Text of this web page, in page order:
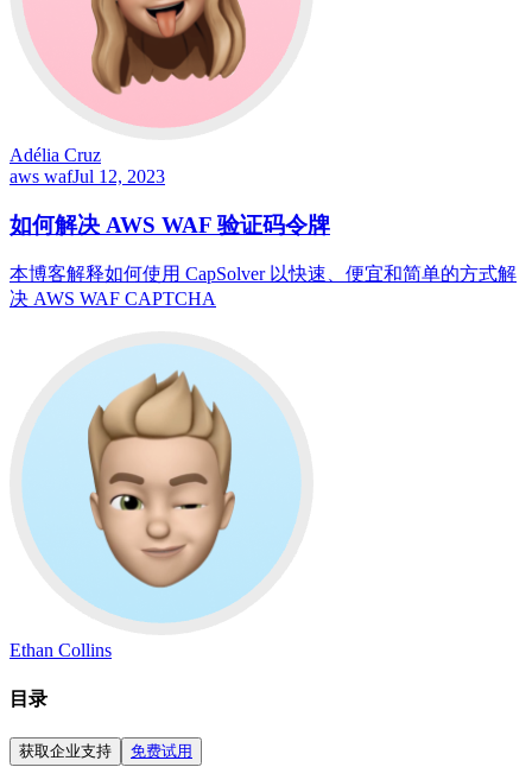
Adélia Cruz
aws wafJul 12, 2023
如何解决 AWS WAF 验证码令牌
本博客解释如何使用 CapSolver 以快速、便宜和简单的方式解
决 AWS WAF CAPTCHA
Ethan Collins
目录
获取企业支持 免费试用